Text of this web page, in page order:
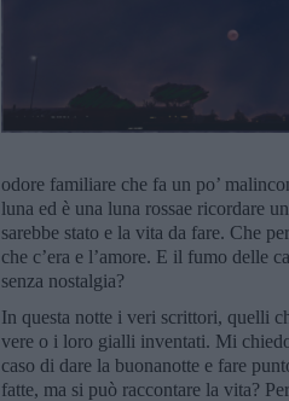
odore familiare che fa un po’
luna ed è una luna rossae ricordare
sarebbe stato e la vita da fare. Che
che c’era e l’amore. E il fumo delle
senza nostalgia?
In questa notte i veri scrittori, quelli
vere o i loro gialli inventati. Mi
caso di dare la buonanotte e fare
fatte, ma si può raccontare la vita?